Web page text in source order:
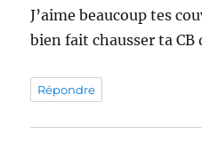
J’aime beaucoup tes
bien fait chausser ta
Répondre